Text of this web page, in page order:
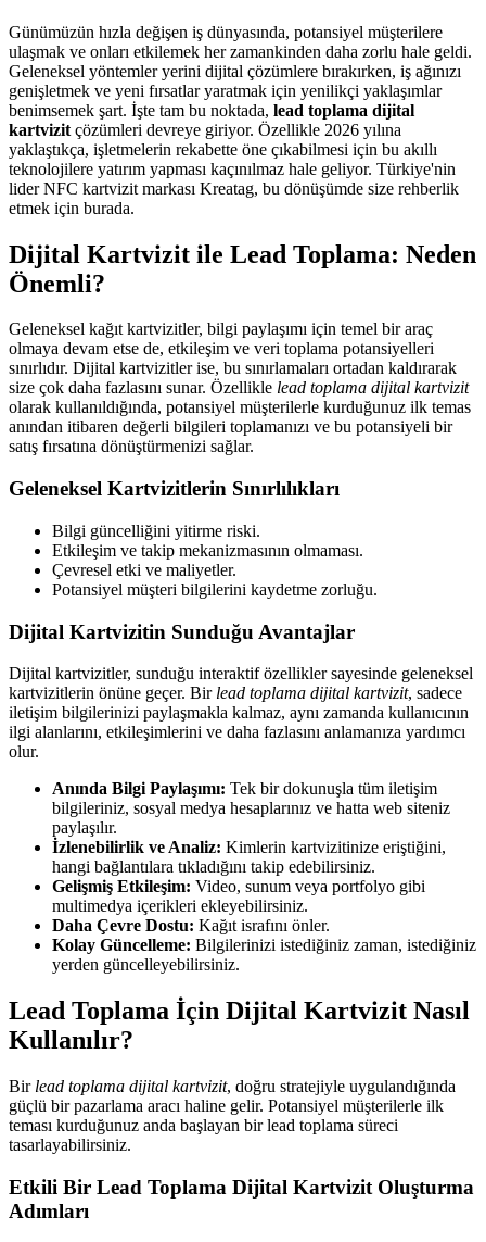
Günümüzün hızla değişen iş dünyasında, potansiyel müşterilere
ulaşmak ve onları etkilemek her zamankinden daha zorlu hale geldi.
Geleneksel yöntemler yerini dijital çözümlere bırakırken, iş ağınızı
genişletmek ve yeni fırsatlar yaratmak için yenilikçi yaklaşımlar
benimsemek şart. İşte tam bu noktada, lead toplama dijital
kartvizit çözümleri devreye giriyor. Özellikle 2026 yılına
yaklaştıkça, işletmelerin rekabette öne çıkabilmesi için bu akıllı
teknolojilere yatırım yapması kaçınılmaz hale geliyor. Türkiye'nin
lider NFC kartvizit markası Kreatag, bu dönüşümde size rehberlik
etmek için burada.
Dijital Kartvizit ile Lead Toplama: Neden
Önemli?
Geleneksel kağıt kartvizitler, bilgi paylaşımı için temel bir araç
olmaya devam etse de, etkileşim ve veri toplama potansiyelleri
sınırlıdır. Dijital kartvizitler ise, bu sınırlamaları ortadan kaldırarak
size çok daha fazlasını sunar. Özellikle lead toplama dijital kartvizit
olarak kullanıldığında, potansiyel müşterilerle kurduğunuz ilk temas
anından itibaren değerli bilgileri toplamanızı ve bu potansiyeli bir
satış fırsatına dönüştürmenizi sağlar.
Geleneksel Kartvizitlerin Sınırlılıkları
Bilgi güncelliğini yitirme riski.
Etkileşim ve takip mekanizmasının olmaması.
Çevresel etki ve maliyetler.
Potansiyel müşteri bilgilerini kaydetme zorluğu.
Dijital Kartvizitin Sunduğu Avantajlar
Dijital kartvizitler, sunduğu interaktif özellikler sayesinde geleneksel
kartvizitlerin önüne geçer. Bir lead toplama dijital kartvizit, sadece
iletişim bilgilerinizi paylaşmakla kalmaz, aynı zamanda kullanıcının
ilgi alanlarını, etkileşimlerini ve daha fazlasını anlamanıza yardımcı
olur.
Anında Bilgi Paylaşımı: Tek bir dokunuşla tüm iletişim
bilgileriniz, sosyal medya hesaplarınız ve hatta web siteniz
paylaşılır.
İzlenebilirlik ve Analiz: Kimlerin kartvizitinize eriştiğini,
hangi bağlantılara tıkladığını takip edebilirsiniz.
Gelişmiş Etkileşim: Video, sunum veya portfolyo gibi
multimedya içerikleri ekleyebilirsiniz.
Daha Çevre Dostu: Kağıt israfını önler.
Kolay Güncelleme: Bilgilerinizi istediğiniz zaman, istediğiniz
yerden güncelleyebilirsiniz.
Lead Toplama İçin Dijital Kartvizit Nasıl
Kullanılır?
Bir lead toplama dijital kartvizit, doğru stratejiyle uygulandığında
güçlü bir pazarlama aracı haline gelir. Potansiyel müşterilerle ilk
teması kurduğunuz anda başlayan bir lead toplama süreci
tasarlayabilirsiniz.
Etkili Bir Lead Toplama Dijital Kartvizit Oluşturma
Adımları